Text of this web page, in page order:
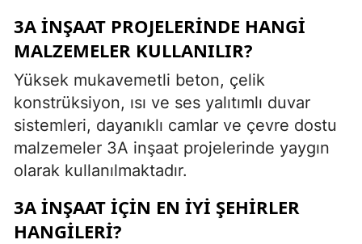
3A INŞAAT PROJELERINDE HANGI
MALZEMELER KULLANILIR?
Yüksek mukavemetli beton, çelik
konstrüksiyon, ısı ve ses yalıtımlı duvar
sistemleri, dayanıklı camlar ve çevre dostu
malzemeler 3A inşaat projelerinde yaygın
olarak kullanılmaktadır.
3A INŞAAT IÇIN EN IYI ŞEHIRLER
HANGILERI?